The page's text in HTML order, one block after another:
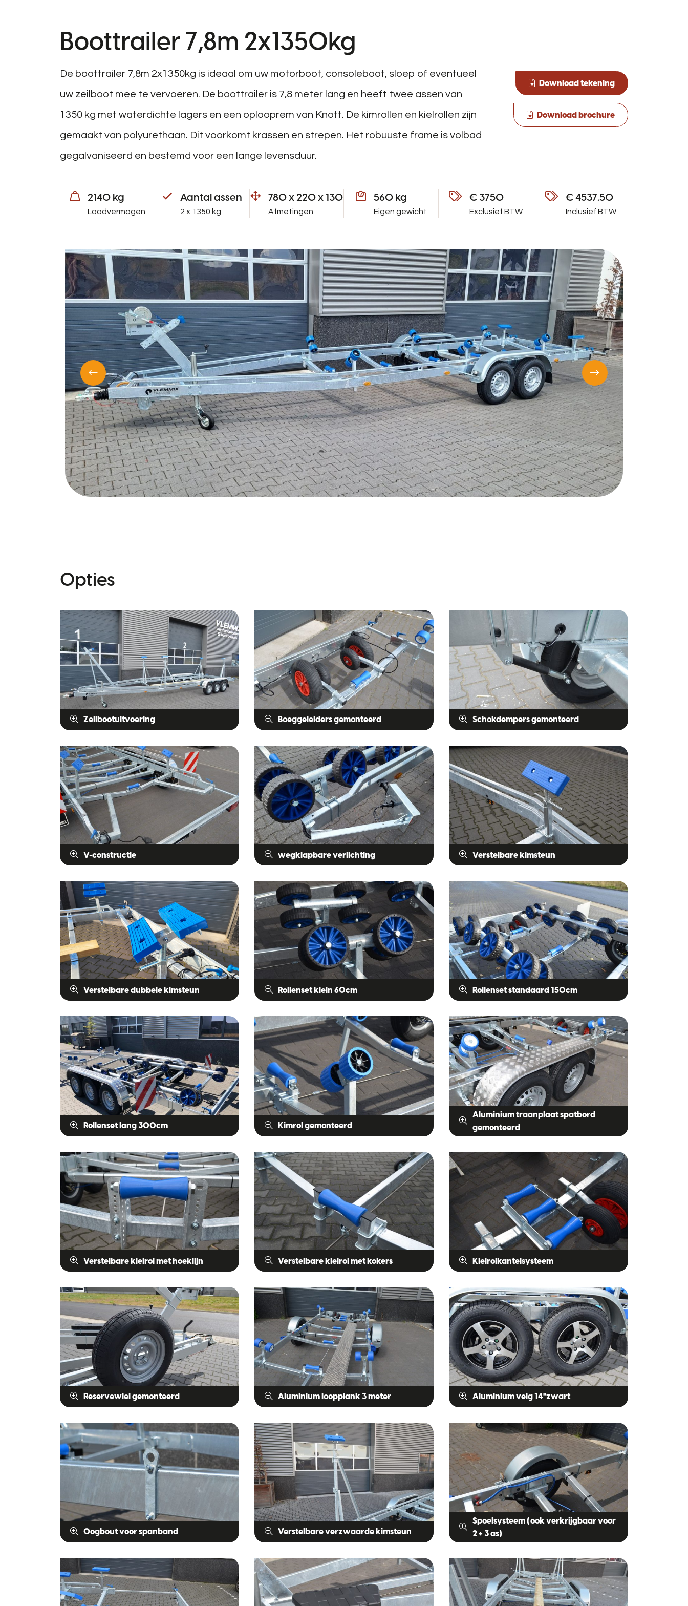
Boottrailer 7,8m 2x1350kg
De boottrailer 7,8m 2x1350kg is ideaal om uw motorboot, consoleboot, sloep of eventueel
uw zeilboot mee te vervoeren. De boottrailer is 7,8 meter lang en heeft twee assen van
1350 kg met waterdichte lagers en een oplooprem van Knott. De kimrollen en kielrollen zijn
gemaakt van polyurethaan. Dit voorkomt krassen en strepen. Het robuuste frame is volbad
gegalvaniseerd en bestemd voor een lange levensduur.
Download tekening
Download brochure
2140 kg
Laadvermogen
Aantal assen
2 x 1350 kg
780 x 220 x 130
Afmetingen
560 kg
Eigen gewicht
€ 3750
Exclusief BTW
€ 4537.50
Inclusief BTW
Opties
Zeilbootuitvoering Boeggeleiders gemonteerd Schokdempers gemonteerd
V-constructie wegklapbare verlichting Verstelbare kimsteun
Verstelbare dubbele kimsteun Rollenset klein 60cm Rollenset standaard 150cm
Rollenset lang 300cm Kimrol gemonteerd
Aluminium traanplaat spatbord
gemonteerd
Verstelbare kielrol met hoeklijn Verstelbare kielrol met kokers Kielrolkantelsysteem
Reservewiel gemonteerd Aluminium loopplank 3 meter Aluminium velg 14"zwart
Oogbout voor spanband Verstelbare verzwaarde kimsteun
Spoelsysteem (ook verkrijgbaar voor
2 + 3 as)